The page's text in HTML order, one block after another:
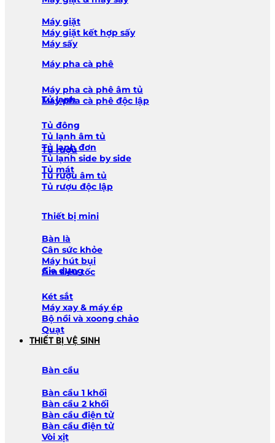
Máy giặt
Máy giặt kết hợp sấy
Máy sấy
Máy pha cà phê
Máy pha cà phê âm tủ
Máy pha cà phê độc lập
Tủ lạnh
Tủ đông
Tủ lạnh âm tủ
Tủ lạnh đơn
Tủ lạnh side by side
Tủ mát
Tủ rượu
Tủ rượu âm tủ
Tủ rượu độc lập
Thiết bị mini
Bàn là
Cân sức khỏe
Máy hút bụi
Ấm siêu tốc
Gia dụng
Két sắt
Máy xay & máy ép
Bộ nồi và xoong chảo
Quạt
THIẾT BỊ VỆ SINH
Bàn cầu
Bàn cầu 1 khối
Bàn cầu 2 khối
Bàn cầu điện tử
Bàn cầu điện tử
Vòi xịt